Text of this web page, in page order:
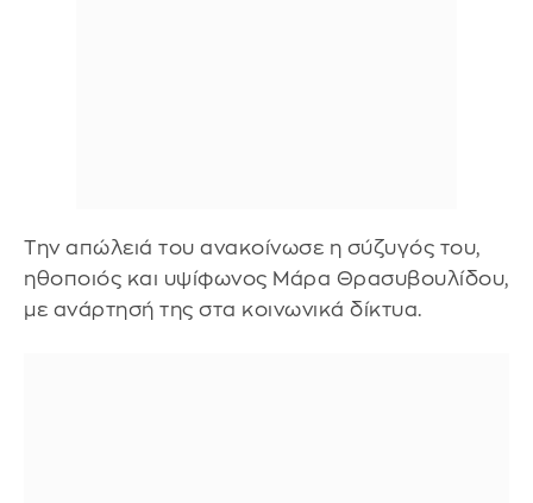
Την απώλειά του ανακοίνωσε η σύζυγός του,
ηθοποιός και υψίφωνος Μάρα Θρασυβουλίδου,
με ανάρτησή της στα κοινωνικά δίκτυα.